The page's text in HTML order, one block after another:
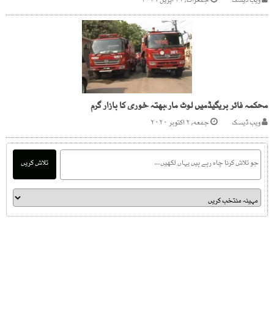
محکمہ فائر بریگیڈمیں لوٹ مار،بھتہ خوری کا بازار گرم
ویب ڈیسک جمعه, ۲ اکتوبر ۲۰۲۰
تلاش کریں